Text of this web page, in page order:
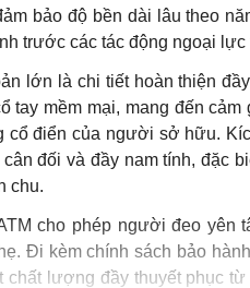
bảo độ bền dài lâu theo
trước các tác động ngoại
lớn là chi tiết hoàn thiện
tay mềm mại, mang đến
cổ điển của người sở hữu.
đối và đầy nam tính, đặc
chu.
cho phép người đeo yên
Đi kèm chính sách bảo
chất lượng đầy thuyết phục